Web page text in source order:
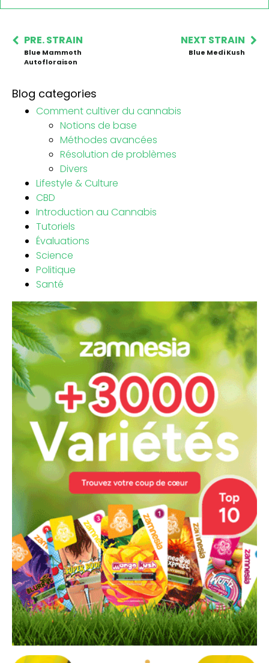
PRE. STRAIN
Blue Mammoth
Autofloraison
NEXT STRAIN
Blue Medi Kush
Blog categories
Comment cultiver du cannabis
Notions de base
Méthodes avancées
Résolution de problèmes
Divers
Lifestyle & Culture
CBD
Introduction au Cannabis
Tutoriels
Évaluations
Science
Politique
Santé